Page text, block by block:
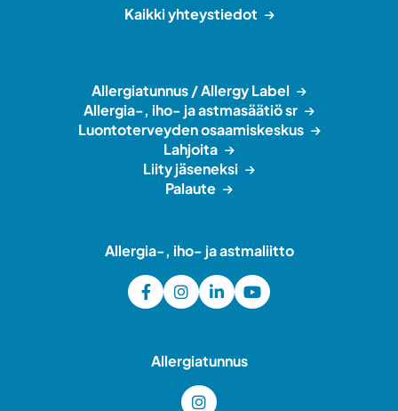
Kaikki yhteystiedot
Allergiatunnus / Allergy Label
Allergia-, iho- ja astmasäätiö sr
Luontoterveyden osaamiskeskus
Lahjoita
Liity jäseneksi
Palaute
Allergia-, iho- ja astmaliitto
Allergiatunnus